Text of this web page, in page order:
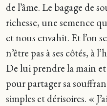
de l’âme. Le bagage de
richesse, une semence
et nous envahit. Et l’on
n’être pas à ses côtés, à
De lui prendre la main et
pour partager sa
simples et dérisoires. «